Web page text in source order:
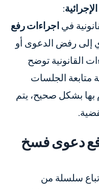
:
في اجراءات رفع
إلى رفض الدعوى أو
القانونية توضح
متابعة الجلسات
بها بشكل صحيح، يتم
دعوى فسخ
سلسلة من